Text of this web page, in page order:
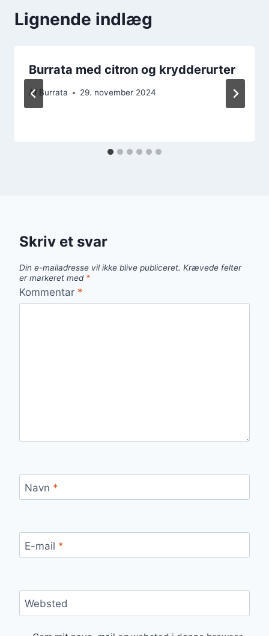
Lignende indlæg
Burrata med citron og krydderurter
Af Burrata 29. november 2024
Skriv et svar
Din e-mailadresse vil ikke blive publiceret. Krævede felter
er markeret med *
Kommentar *
Navn *
E-mail *
Websted